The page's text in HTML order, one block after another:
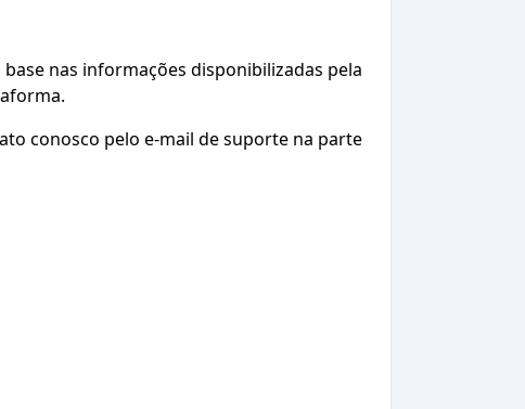
nas informações disponibilizadas pela
conosco pelo e-mail de suporte na parte